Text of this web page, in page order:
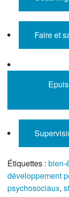
Faire et
Étiquettes : bien-
développement
psychosociaux,